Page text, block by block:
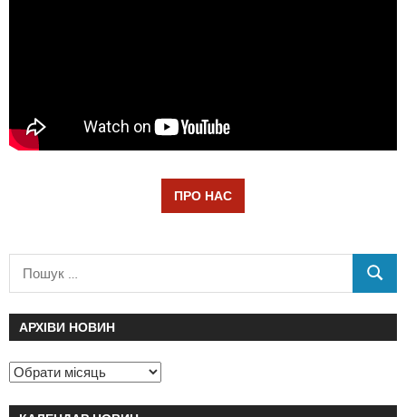
ПРО НАС
АРХІВИ НОВИН